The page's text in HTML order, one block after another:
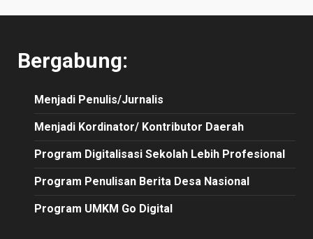
Bergabung:
Menjadi Penulis/Jurnalis
Menjadi Kordinator/ Kontributor Daerah
Program Digitalisasi Sekolah Lebih Profesional
Program Penulisan Berita Desa Nasional
Program UMKM Go Digital